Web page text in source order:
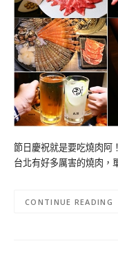
節日慶祝就是要吃燒肉阿
台北有好多厲害的燒肉，
CONTINUE READING